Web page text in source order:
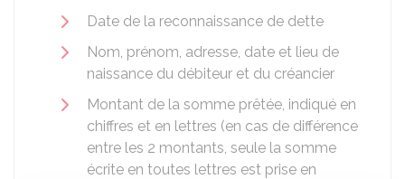
Date de la reconnaissance de dette
Nom, prénom, adresse, date et lieu de
naissance du débiteur et du créancier
Montant de la somme prêtée, indiqué en
chiffres et en lettres (en cas de différence
entre les 2 montants, seule la somme
écrite en toutes lettres est prise en